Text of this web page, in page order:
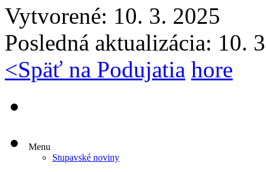
Vytvorené: 10. 3. 2025
Posledná aktualizácia: 10.
<Späť na Podujatia hore
Menu
Stupavské noviny